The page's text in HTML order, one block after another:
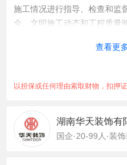
施工情况进行指导、检查和监
全、文明施工动态和工程质量
的责任心、团队协作精神和领
强。
查看更
以担保或任何理由索取财物，扣押
湖南华天装饰有
国企·20-99人·装